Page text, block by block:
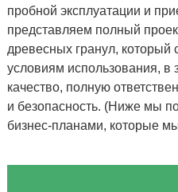
пробной эксплуатации и
представляем полный
древесных гранул, который
условиям использования, в
качество, полную
и безопасность. (Ниже мы
бизнес-планами, которые